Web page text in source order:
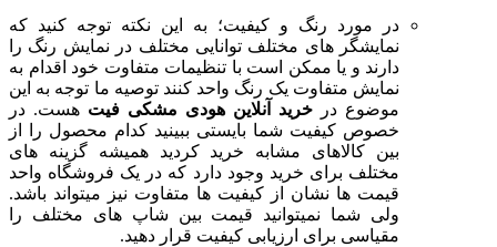
در مورد رنگ و کیفیت؛ به این نکته توجه کنید که
نمایشگر های مختلف توانایی مختلف در نمایش رنگ را
دارند و یا ممکن است با تنظیمات متفاوت خود اقدام به
نمایش متفاوت یک رنگ واحد کنند توصیه ما توجه به این
موضوع در خرید آنلاین هودی مشکی فیت هست. در
خصوص کیفیت شما بایستی ببینید کدام محصول را از
بین کالاهای مشابه خرید کردید همیشه گزینه های
مختلف برای خرید وجود دارد که در یک فروشگاه واحد
قیمت ها نشان از کیفیت ها متفاوت نیز میتواند باشد.
ولی شما نمیتوانید قیمت بین شاپ های مختلف را
مقیاسی برای ارزیابی کیفیت قرار دهید.